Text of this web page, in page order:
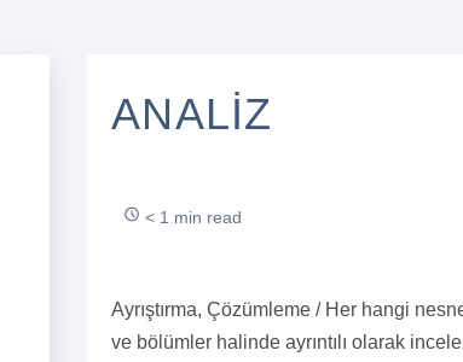
ANALIZ
< 1 min read
Ayrıştırma, Çözümleme / Her hangi
ve bölümler halinde ayrıntılı olarak